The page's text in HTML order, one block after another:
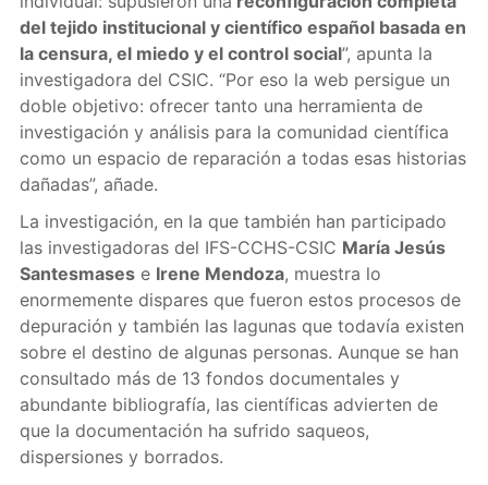
del tejido institucional y científico español basada en
la censura, el miedo y el control social”, apunta la
investigadora del CSIC. “Por eso la web persigue un
doble objetivo: ofrecer tanto una herramienta de
investigación y análisis para la comunidad científica
como un espacio de reparación a todas esas historias
dañadas”, añade.
La investigación, en la que también han participado
las investigadoras del IFS-CCHS-CSIC María Jesús
Santesmasese Irene Mendoza, muestra lo
enormemente dispares que fueron estos procesos de
depuración y también las lagunas que todavía existen
sobre el destino de algunas personas. Aunque se han
consultado más de 13 fondos documentales y
abundante bibliografía, las científicas advierten de
que la documentación ha sufrido saqueos,
dispersiones y borrados.